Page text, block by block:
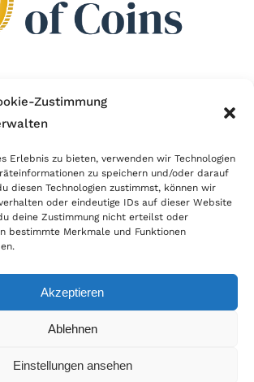
Zustimmung
Erlebnis zu bieten, verwenden wir Technologien
zu speichern und/oder darauf
diesen Technologien zustimmst, können wir
oder eindeutige IDs auf dieser Website
deine Zustimmung nicht erteilst oder
bestimmte Merkmale und Funktionen
Akzeptieren
Ablehnen
Einstellungen ansehen
im Händlerbund!
Commerce ein. Auch wir sind wie
im Netz Mitglied im Händlerbund
fairen Onlinehandel.
of Coins |Impressum|Datenschutz|Cookie
|Zahlung & Versand